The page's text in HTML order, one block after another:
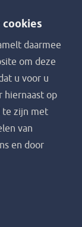
daarmee
om deze
u voor u
hiernaast op
te zijn met
van
en door